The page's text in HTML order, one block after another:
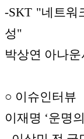
-SKT "네트
성"
박상연 아나운
○ 이슈인터뷰
이재명 ‘운명